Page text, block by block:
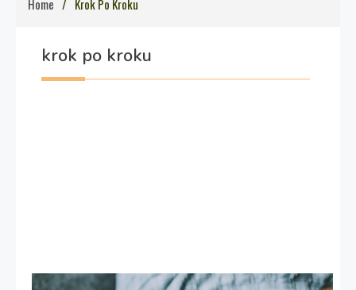
Home Krok Po Kroku
krok po kroku